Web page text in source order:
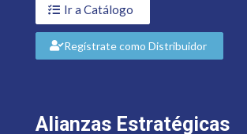
Ir a Catálogo
Regístrate como Distribuidor
Alianzas Estratégicas